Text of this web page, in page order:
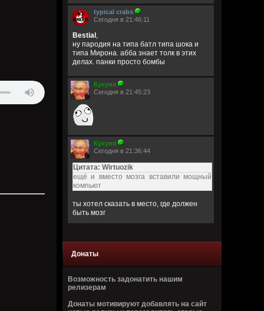
typical crabs
Сегодня в 21:46:11
Bestial ,
ну пародия на типа батл типа шока и
типа Мирона. абба знает толк в этих
делах. панки просто бомбы
Кукуня
Сегодня в 21:45:23
Кукуня
Сегодня в 21:36:44
Цитата: Wirtuozik
ещё и вместо мозга вставили мощный
компьют
ты хотел сказать в место, где должен
быть мозг
Сегодня в 20:41:56
Я - робот
Wirtuozik
Сегодня в 20:40:37
А если бы мне ещё и вместо мозга
Донаты
Возможность задонатить нашим
релизерам
Донаты мотивируют добавлять на сайт